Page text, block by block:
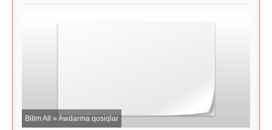
Bilim All » Awdarma qosiqlar